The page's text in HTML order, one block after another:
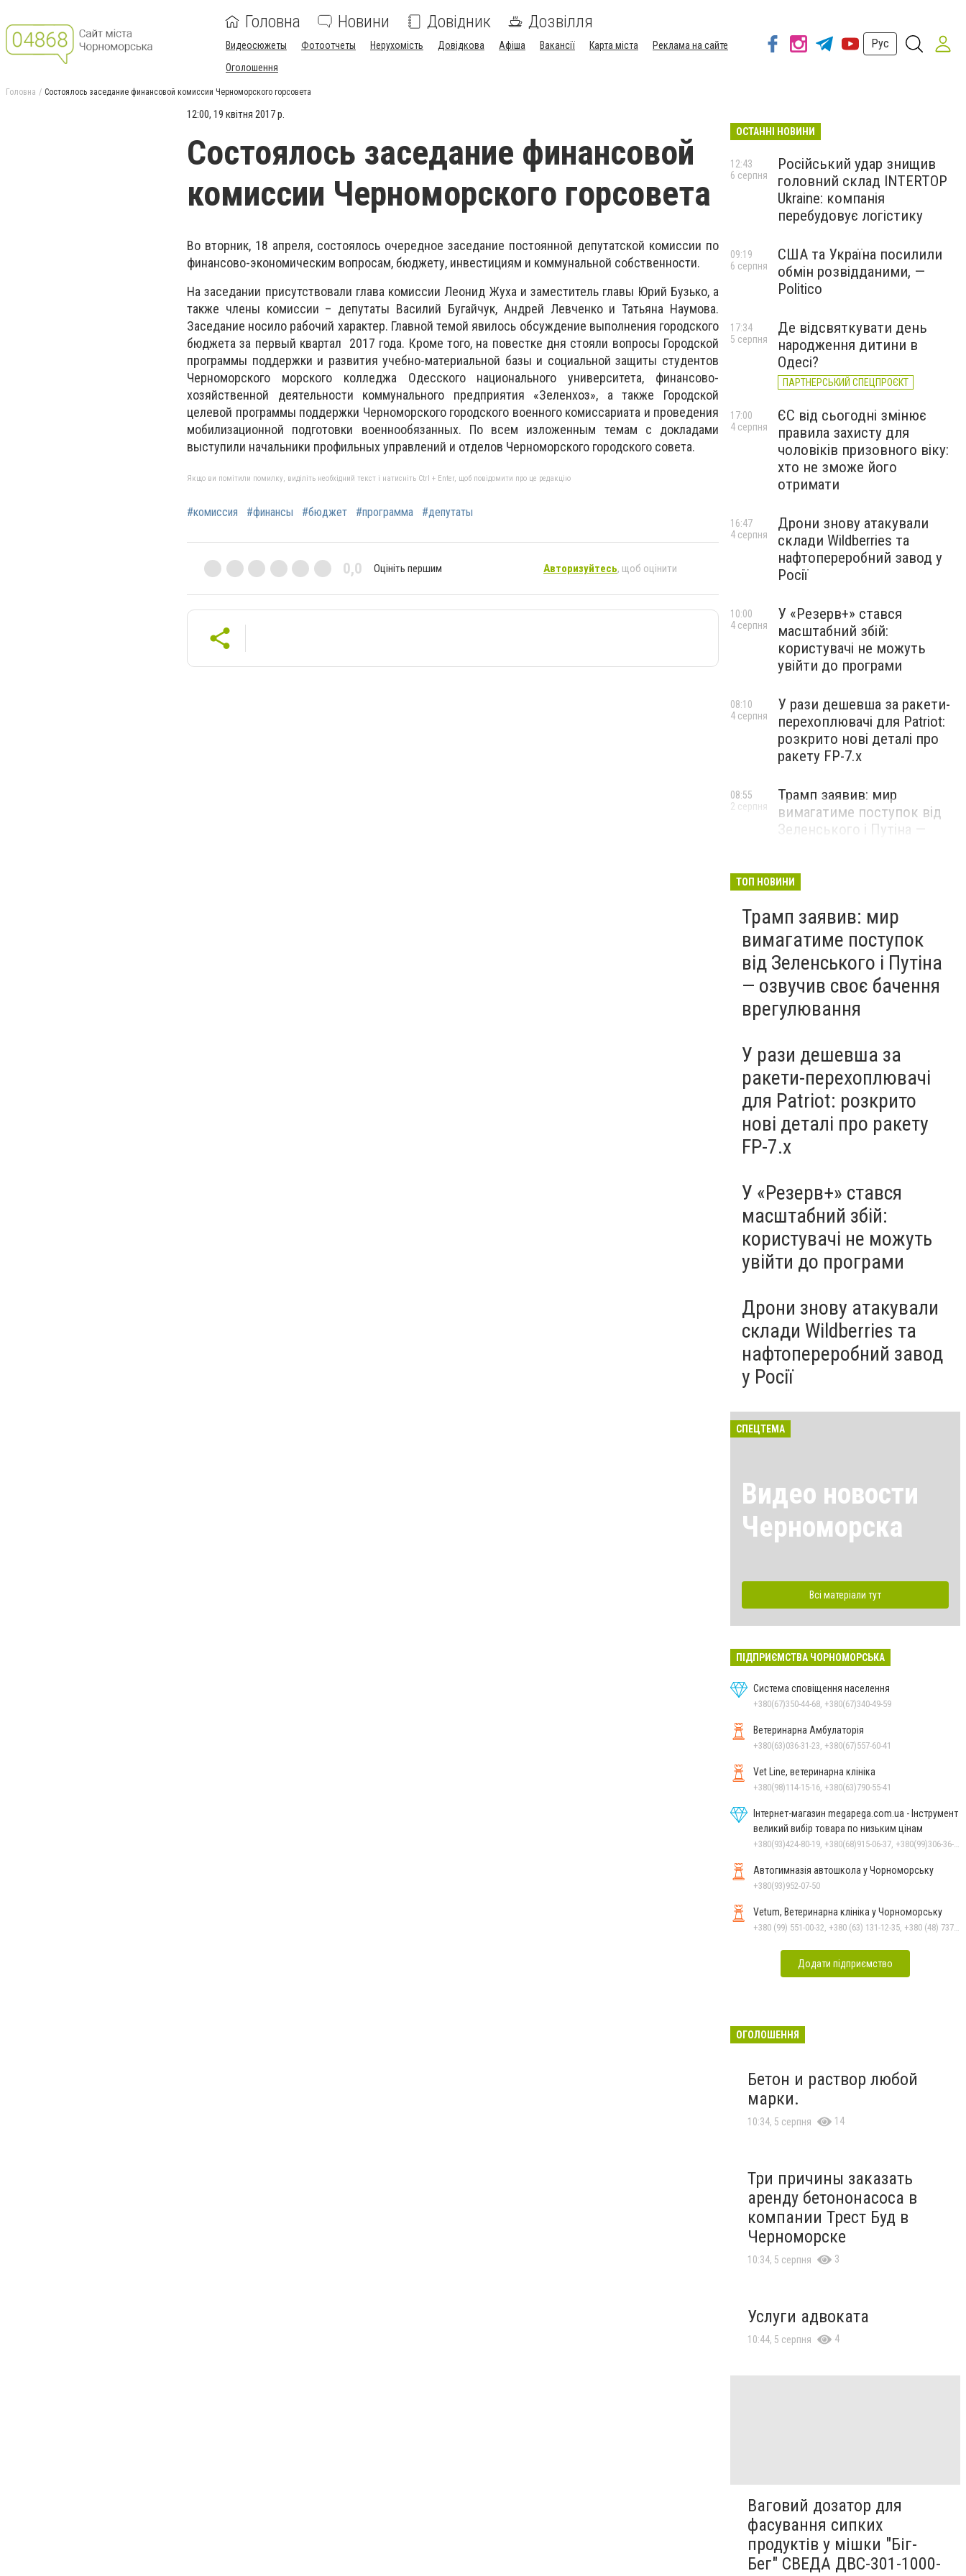
Головна Новини Довідник Дозвілля
Видеосюжеты Фотоотчеты Нерухомість Довідкова Афіша Вакансії Карта міста
Реклама на сайте
Оголошення
Рус
Головна Состоялось заседание финансовой комиссии Черноморского горсовета
12:00, 19 квітня 2017 р.
Состоялось заседание финансовой
комиссии Черноморского горсовета
Во вторник, 18 апреля, состоялось очередное заседание постоянной депутатской комиссии по
финансово-экономическим вопросам, бюджету, инвестициям и коммунальной собственности.
На заседании присутствовали глава комиссии Леонид Жуха и заместитель главы Юрий Бузько, а
также члены комиссии – депутаты Василий Бугайчук, Андрей Левченко и Татьяна Наумова.
Заседание носило рабочий характер. Главной темой явилось обсуждение выполнения городского
бюджета за первый квартал 2017 года. Кроме того, на повестке дня стояли вопросы Городской
программы поддержки и развития учебно-материальной базы и социальной защиты студентов
Черноморского морского колледжа Одесского национального университета, финансово-
хозяйственной деятельности коммунального предприятия «Зеленхоз», а также Городской
целевой программы поддержки Черноморского городского военного комиссариата и проведения
мобилизационной подготовки военнообязанных. По всем изложенным темам с докладами
выступили начальники профильных управлений и отделов Черноморского городского совета.
Якщо ви помітили помилку, виділіть необхідний текст і натисніть Ctrl + Enter, щоб повідомити про це редакцію
#комиссия #финансы #бюджет #программа #депутаты
0,0 Оцініть першим Авторизуйтесь, щоб оцінити
ОСТАННІ НОВИНИ
Російський удар знищив
головний склад INTERTOP
Ukraine: компанія
перебудовує логістику
12:43
6 серпня
США та Україна посилили
обмін розвідданими, —
Politico
09:19
6 серпня
Де відсвяткувати день
народження дитини в
Одесі?
ПАРТНЕРСЬКИЙ СПЕЦПРОЄКТ
17:34
5 серпня
ЄС від сьогодні змінює
правила захисту для
чоловіків призовного віку:
хто не зможе його
отримати
17:00
4 серпня
Дрони знову атакували
склади Wildberries та
нафтопереробний завод у
Росії
16:47
4 серпня
У «Резерв+» стався
масштабний збій:
користувачі не можуть
увійти до програми
10:00
4 серпня
У рази дешевша за ракети-
перехоплювачі для Patriot:
розкрито нові деталі про
ракету FP-7.x
08:10
4 серпня
Трамп заявив: мир
вимагатиме поступок від
Зеленського і Путіна —
08:55
2 серпня
ТОП НОВИНИ
Трамп заявив: мир
вимагатиме поступок
від Зеленського і Путіна
— озвучив своє бачення
врегулювання
У рази дешевша за
ракети-перехоплювачі
для Patriot: розкрито
нові деталі про ракету
FP-7.x
У «Резерв+» стався
масштабний збій:
користувачі не можуть
увійти до програми
Дрони знову атакували
склади Wildberries та
нафтопереробний завод
у Росії
СПЕЦТЕМА
Видео новости
Черноморска
Всі матеріали тут
ПІДПРИЄМСТВА ЧОРНОМОРСЬКА
Система сповіщення населення
+380(67)350-44-68, +380(67)340-49-59
Ветеринарна Амбулаторія
+380(63)036-31-23, +380(67)557-60-41
Vet Line, ветеринарна клініка
+380(98)114-15-16, +380(63)790-55-41
Інтернет-магазин megapega.com.ua - Інструмент
великий вибір товара по низьким цінам
Автогимназія автошкола у Чорноморську
+380(93)952-07-50
Vetum, Ветеринарна клініка у Чорноморську
Додати підприємство
ОГОЛОШЕННЯ
Бетон и раствор любой
марки.
10:34, 5 серпня 14
Три причины заказать
аренду бетононасоса в
компании Трест Буд в
Черноморске
10:34, 5 серпня 3
Услуги адвоката
10:44, 5 серпня 4
Ваговий дозатор для
фасування сипких
продуктів у мішки "Біг-
Бег" СВЕДА ДВС-301-1000-